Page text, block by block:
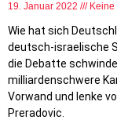
19. Januar 2022
Wie hat sich
deutsch-israelische
die Debatte
milliardenschwere
Vorwand und lenke
Preradovic.